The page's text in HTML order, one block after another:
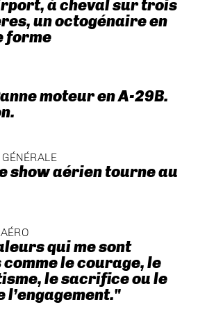
à cheval sur trois
un octogénaire en
forme
moteur en A-29B.
show aérien tourne au
qui me sont
le courage, le
le sacrifice ou le
l’engagement."